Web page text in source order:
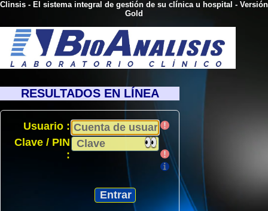
Clinsis - El sistema integral de gestión de su clínica u hospital - Versión
Gold
RESULTADOS EN LÍNEA
Usuario :
Clave / PIN
: